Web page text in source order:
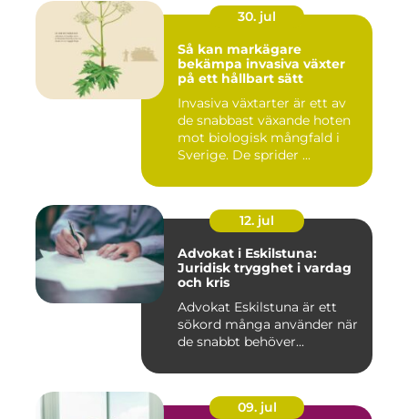
30. jul
Så kan markägare
bekämpa invasiva växter
på ett hållbart sätt
Invasiva växtarter är ett av
de snabbast växande hoten
mot biologisk mångfald i
Sverige. De sprider ...
12. jul
Advokat i Eskilstuna:
Juridisk trygghet i vardag
och kris
Advokat Eskilstuna är ett
sökord många använder när
de snabbt behöver...
09. jul